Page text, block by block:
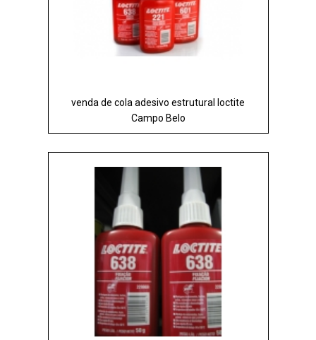
venda de cola adesivo estrutural loctite
Campo Belo